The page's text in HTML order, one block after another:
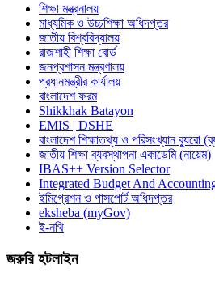
শিক্ষা মন্ত্রনালয়
মাধ্যমিক ও উচ্চশিক্ষা অধিদপ্তর
জাতীয় বিশ্ববিদ্যালয়
রাজশাহী শিক্ষা বোর্ড
জনপ্রশাসন মন্ত্রণালয়
প্রধানমন্ত্রীর কার্যালয়
বাংলাদেশ ফরম
Shikkhak Batayon
EMIS | DSHE
বাংলাদেশ শিক্ষাতথ্য ও পরিসংখ্যান ব্যুরো
জাতীয় শিক্ষা ব্যবস্থাপনা একাডেমি (নায়েম)
IBAS++ Version Selector
Integrated Budget And
ইমিগ্রেশন ও পাসপোর্ট অধিদপ্তর
eksheba (myGov)
ই-নথি
জরুরি হটলাইন